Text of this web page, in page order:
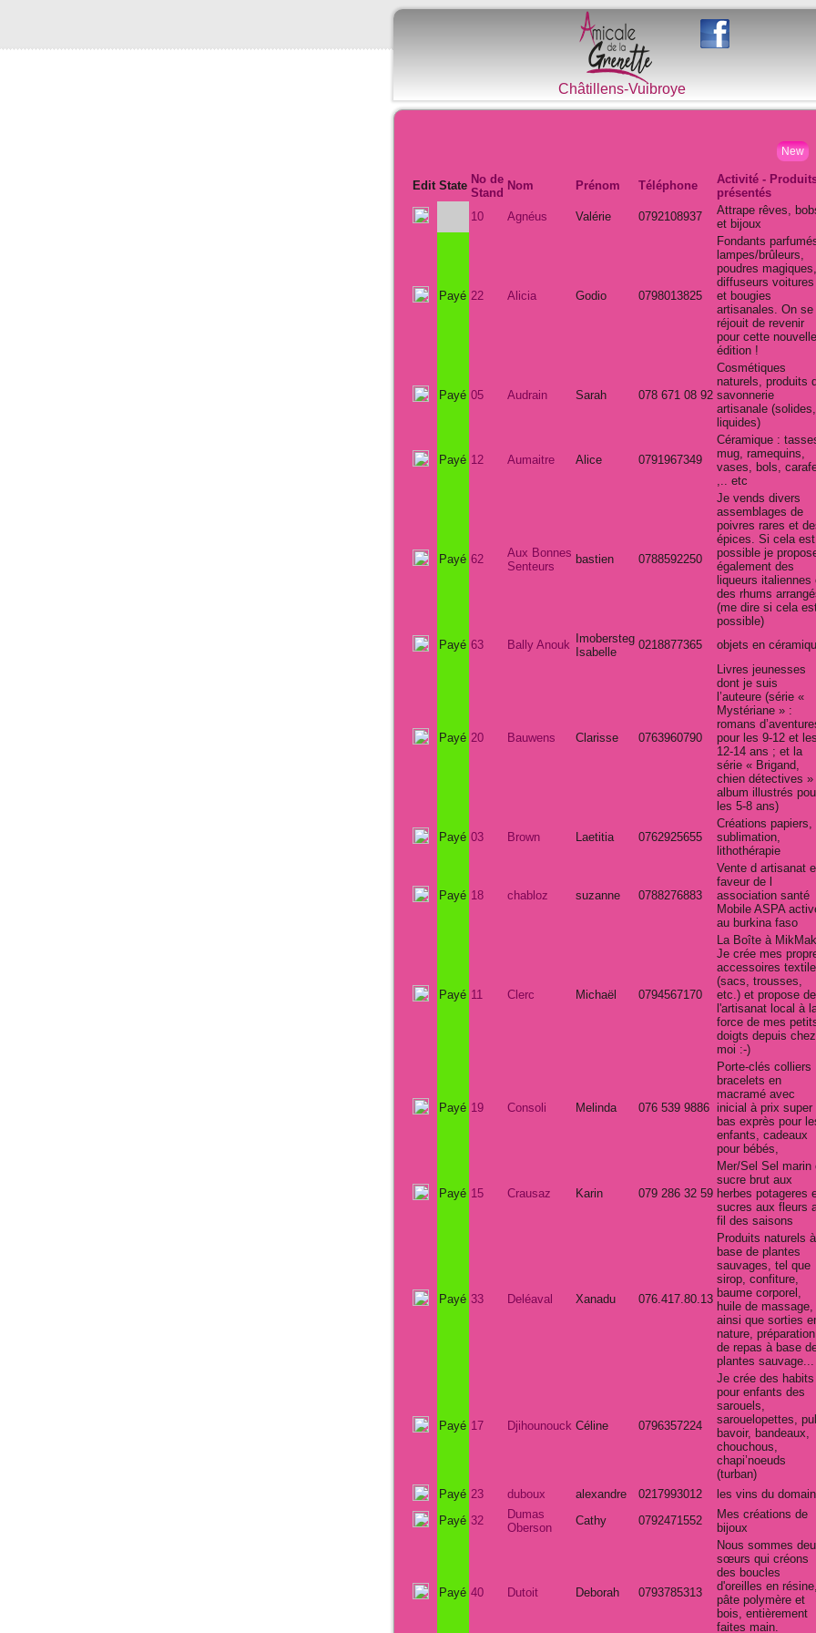
Châtillens-Vuibroye
New
Edit State No de
Stand
Nom Prénom Téléphone
Activité -
présentés
10
Agnéus Valérie 0792108937
Attrape rêves,
et bijoux
Payé 22 Alicia Godio 0798013825
Fondants
lampes/brûleurs,
poudres magiques,
diffuseurs voitures
et bougies
artisanales. On se
réjouit de revenir
pour cette nouvelle
édition !
Payé 05 Audrain Sarah 078 671 08 92
Cosmétiques
naturels, produits
savonnerie
artisanale (solides,
liquides)
Payé 12 Aumaitre Alice 0791967349
Céramique :
mug, ramequins,
vases, bols,
,.. etc
Payé 62
Aux Bonnes
Senteurs
bastien 0788592250
Je vends divers
assemblages de
poivres rares et
épices. Si cela est
possible je
également des
liqueurs italiennes
des rhums
(me dire si cela
possible)
Payé 63 Bally Anouk
Imobersteg
Isabelle
0218877365 objets en
Payé 20 Bauwens Clarisse 0763960790
Livres jeunesses
dont je suis
l’auteure (série «
Mystériane » :
romans
pour les 9-12 et les
12-14 ans ; et la
série « Brigand,
chien détectives »
album illustrés
les 5-8 ans)
Payé 03 Brown Laetitia 0762925655
Créations papiers,
sublimation,
lithothérapie
Payé 18 chabloz suzanne 0788276883
Vente d artisanat
faveur de l
association santé
Mobile ASPA
au burkina faso
Payé 11 Clerc Michaël 0794567170
La Boîte à MikMak
Je crée mes
accessoires
(sacs, trousses,
etc.) et propose de
l'artisanat local à
force de mes
doigts depuis chez
moi :-)
Payé 19 Consoli Melinda 076 539 9886
Porte-clés colliers
bracelets en
macramé avec
inicial à prix super
bas exprès pour
enfants, cadeaux
pour bébés,
Payé 15 Crausaz Karin 079 286 32 59
Mer/Sel Sel marin
sucre brut aux
herbes potageres
sucres aux fleurs
fil des saisons
Payé 33 Deléaval Xanadu 076.417.80.13
Produits naturels à
base de plantes
sauvages, tel que
sirop, confiture,
baume corporel,
huile de massage,
ainsi que sorties
nature, préparation
de repas à base
plantes sauvage...
Payé 17 Djihounouck Céline 0796357224
Je crée des habits
pour enfants des
sarouels,
sarouelopettes,
bavoir, bandeaux,
chouchous,
chapi’noeuds
(turban)
Payé 23 duboux alexandre 0217993012
les vins du
Payé 32
Dumas
Oberson
Cathy 0792471552
Mes créations de
bijoux
Payé 40 Dutoit Deborah 0793785313
Nous sommes
sœurs qui créons
des boucles
d'oreilles en résine,
pâte polymère et
bois, entièrement
faites main.